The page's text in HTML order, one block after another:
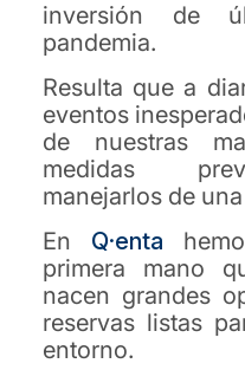
inversión de
pandemia.
Resulta que a
eventos
de nuestras
medidas
manejarlos de
En Q·enta
primera mano
nacen grandes
reservas listas
entorno.